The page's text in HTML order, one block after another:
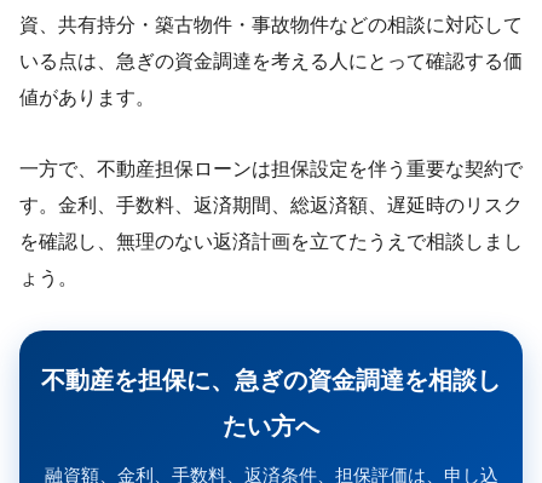
資、共有持分・築古物件・事故物件などの相談に対応して
いる点は、急ぎの資金調達を考える人にとって確認する価
値があります。
一方で、不動産担保ローンは担保設定を伴う重要な契約で
す。金利、手数料、返済期間、総返済額、遅延時のリスク
を確認し、無理のない返済計画を立てたうえで相談しまし
ょう。
不動産を担保に、急ぎの資金調達を相談し
たい方へ
融資額、金利、手数料、返済条件、担保評価は、申し込